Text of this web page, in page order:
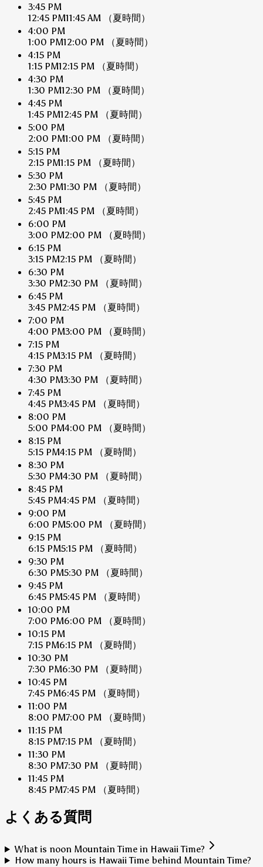
3:45 PM
12:45 PM11:45 AM
（夏時間）
4:00 PM
1:00 PM12:00 PM
（夏時間）
4:15 PM
1:15 PM12:15 PM
（夏時間）
4:30 PM
1:30 PM12:30 PM
（夏時間）
4:45 PM
1:45 PM12:45 PM
（夏時間）
5:00 PM
2:00 PM1:00 PM
（夏時間）
5:15 PM
2:15 PM1:15 PM
（夏時間）
5:30 PM
2:30 PM1:30 PM
（夏時間）
5:45 PM
2:45 PM1:45 PM
（夏時間）
6:00 PM
3:00 PM2:00 PM
（夏時間）
6:15 PM
3:15 PM2:15 PM
（夏時間）
6:30 PM
3:30 PM2:30 PM
（夏時間）
6:45 PM
3:45 PM2:45 PM
（夏時間）
7:00 PM
4:00 PM3:00 PM
（夏時間）
7:15 PM
4:15 PM3:15 PM
（夏時間）
7:30 PM
4:30 PM3:30 PM
（夏時間）
7:45 PM
4:45 PM3:45 PM
（夏時間）
8:00 PM
5:00 PM4:00 PM
（夏時間）
8:15 PM
5:15 PM4:15 PM
（夏時間）
8:30 PM
5:30 PM4:30 PM
（夏時間）
8:45 PM
5:45 PM4:45 PM
（夏時間）
9:00 PM
6:00 PM5:00 PM
（夏時間）
9:15 PM
6:15 PM5:15 PM
（夏時間）
9:30 PM
6:30 PM5:30 PM
（夏時間）
9:45 PM
6:45 PM5:45 PM
（夏時間）
10:00 PM
7:00 PM6:00 PM
（夏時間）
10:15 PM
7:15 PM6:15 PM
（夏時間）
10:30 PM
7:30 PM6:30 PM
（夏時間）
10:45 PM
7:45 PM6:45 PM
（夏時間）
11:00 PM
8:00 PM7:00 PM
（夏時間）
11:15 PM
8:15 PM7:15 PM
（夏時間）
11:30 PM
8:30 PM7:30 PM
（夏時間）
11:45 PM
8:45 PM7:45 PM （夏時間）
よくある質問
What is noon Mountain Time in Hawaii Time?
How many hours is Hawaii Time behind Mountain Time?